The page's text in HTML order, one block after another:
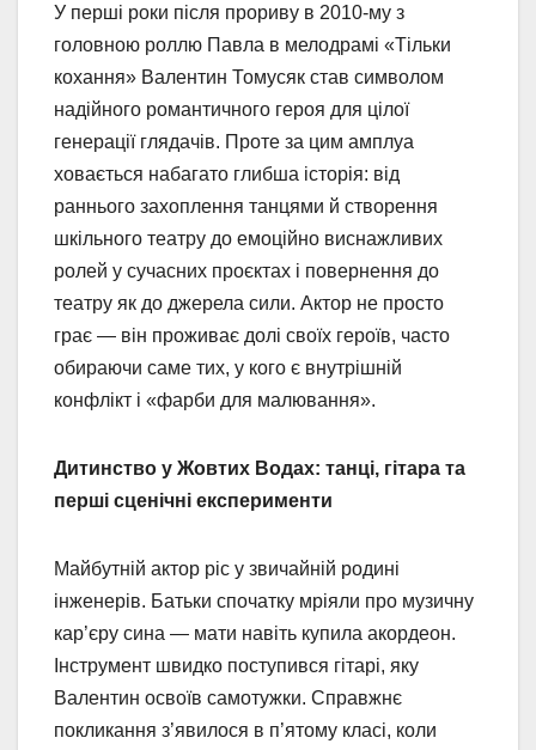
У перші роки після прориву в 2010-му з
головною роллю Павла в мелодрамі «Тільки
кохання» Валентин Томусяк став символом
надійного романтичного героя для цілої
генерації глядачів. Проте за цим амплуа
ховається набагато глибша історія: від
раннього захоплення танцями й створення
шкільного театру до емоційно виснажливих
ролей у сучасних проєктах і повернення до
театру як до джерела сили. Актор не просто
грає — він проживає долі своїх героїв, часто
обираючи саме тих, у кого є внутрішній
конфлікт і «фарби для малювання».
Дитинство у Жовтих Водах: танці, гітара та
перші сценічні експерименти
Майбутній актор ріс у звичайній родині
інженерів. Батьки спочатку мріяли про музичну
кар’єру сина — мати навіть купила акордеон.
Інструмент швидко поступився гітарі, яку
Валентин освоїв самотужки. Справжнє
покликання з’явилося в п’ятому класі, коли